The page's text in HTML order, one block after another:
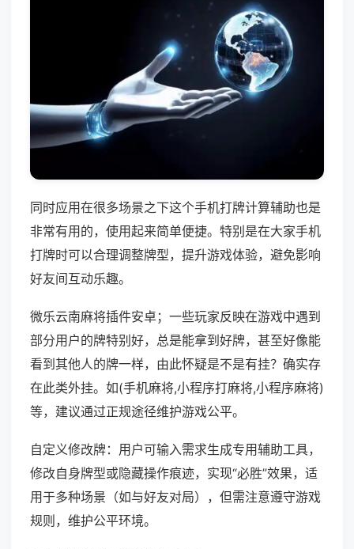
同时应用在很多场景之下这个手机打牌计算辅助也是
非常有用的，使用起来简单便捷。特别是在大家手机
打牌时可以合理调整牌型，提升游戏体验，避免影响
好友间互动乐趣。
微乐云南麻将插件安卓；一些玩家反映在游戏中遇到
部分用户的牌特别好，总是能拿到好牌，甚至好像能
看到其他人的牌一样，由此怀疑是不是有挂？确实存
在此类外挂。如(手机麻将,小程序打麻将,小程序麻将)
等，建议通过正规途径维护游戏公平。
自定义修改牌：用户可输入需求生成专用辅助工具，
修改自身牌型或隐藏操作痕迹，实现“必胜”效果，适
用于多种场景（如与好友对局），但需注意遵守游戏
规则，维护公平环境。